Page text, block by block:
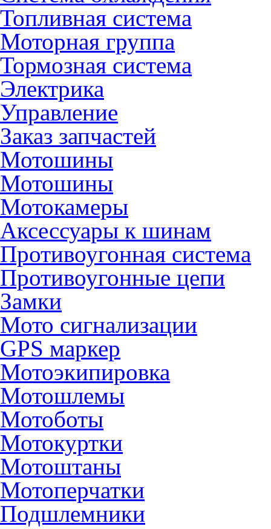
Топливная система
Моторная группа
Тормозная система
Электрика
Управление
Заказ запчастей
Мотошины
Мотошины
Мотокамеры
Аксессуары к шинам
Противоугонная система
Противоугонные цепи
Замки
Мото сигнализации
GPS маркер
Мотоэкипировка
Мотошлемы
Мотоботы
Мотокуртки
Мотоштаны
Мотоперчатки
Подшлемники